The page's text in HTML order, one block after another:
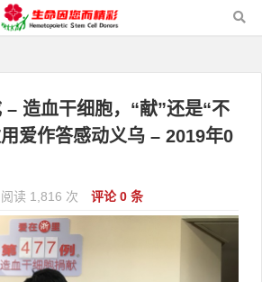
– 造血干细胞，“献”还是“不
爱作答感动义乌 – 2019年0
阅读 1,816 次 评论 0 条